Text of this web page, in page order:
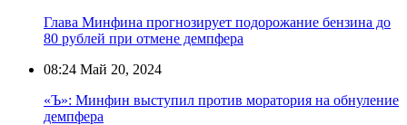
Глава Минфина прогнозирует подорожание бензина до
80 рублей при отмене демпфера
08:24 Май 20, 2024
«Ъ»: Минфин выступил против моратория на обнуление
демпфера